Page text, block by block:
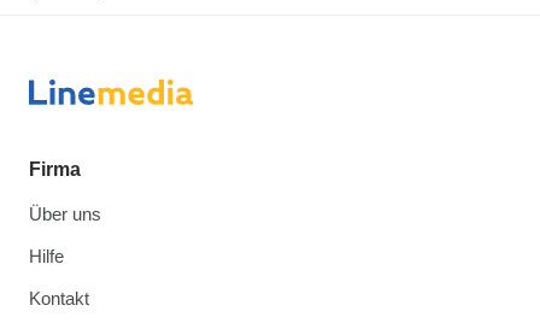
Firma
Über uns
Hilfe
Kontakt